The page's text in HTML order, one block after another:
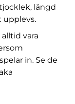
längd
upplevs.
vara
in. Se de